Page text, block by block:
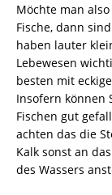
Möchte man
Fische, dann
haben lauter
Lebewesen
besten mit
Insofern können
Fischen gut
achten das die
Kalk sonst an
des Wassers